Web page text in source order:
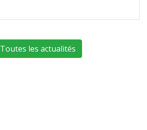
Toutes les actualités